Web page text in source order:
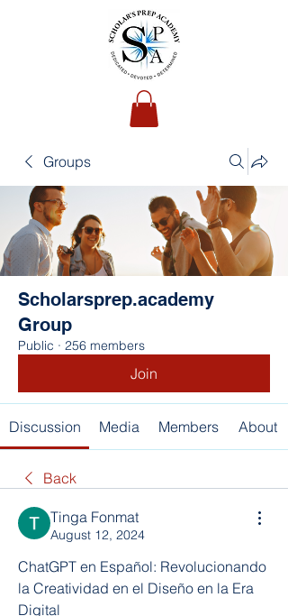
Groups
Scholarsprep.academy
Group
Public · 256 members
Join
Discussion Media Members About
Back
Tinga Fonmat
August 12, 2024
ChatGPT en Español: Revolucionando
la Creatividad en el Diseño en la Era
Digital